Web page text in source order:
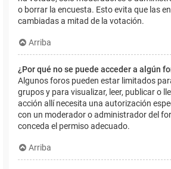
o borrar la encuesta. Esto evita que las
cambiadas a mitad de la votación.
Arriba
¿Por qué no se puede acceder a algún
Algunos foros pueden estar limitados
grupos y para visualizar, leer, publicar o
acción allí necesita una autorización
con un moderador o administrador del
conceda el permiso adecuado.
Arriba